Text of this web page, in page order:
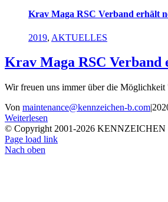
Krav Maga RSC Verband erhält
2019, AKTUELLES
Krav Maga RSC Verband
Wir freuen uns immer über die Möglichkeit
Von maintenance@kennzeichen-b.com|
Weiterlesen
© Copyright 2001-2026 KENNZEICHEN
Page load link
Nach oben